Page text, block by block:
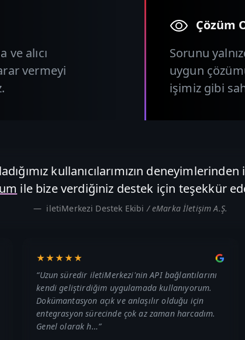
alıcı
vermeyi
Çözüm
Sorunu
uygun
işimiz gibi
kullanıcılarımızın deneyimlerinden
ile bize verdiğiniz destek için teşekkür
iletiMerkezi Destek Ekibi/ eMarka İletişim A.Ş.
★★★★★
“Uzun süredir iletiMerkezi'nin API bağlantılarını
kendi geliştirdiğim uygulamada kullanıyorum.
Dokümantasyon açık ve anlaşılır olduğu için
entegrasyon sürecinde çok az zaman harcadım.
Genel olarak h…”